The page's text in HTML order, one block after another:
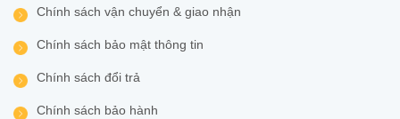
Chính sách vận chuyển & giao nhận
Chính sách bảo mật thông tin
Chính sách đổi trả
Chính sách bảo hành